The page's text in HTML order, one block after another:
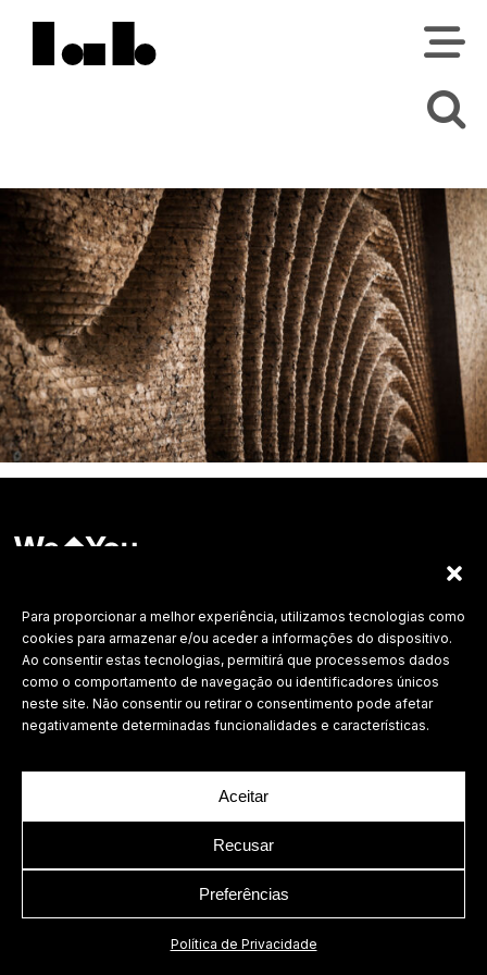
Para proporcionar a melhor experiência, utilizamos tecnologias como
cookies para armazenar e/ou aceder a informações do dispositivo.
Ao consentir estas tecnologias, permitirá que processemos dados
como o comportamento de navegação ou identificadores únicos
neste site. Não consentir ou retirar o consentimento pode afetar
negativamente determinadas funcionalidades e características.
Aceitar
Recusar
Preferências
Política de Privacidade
©2026 Todos os direitos reservados.
Política de Privacidade